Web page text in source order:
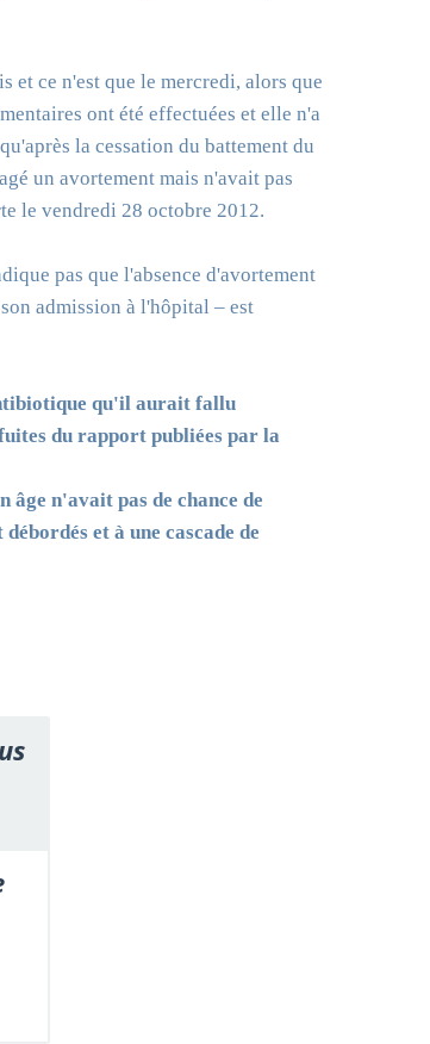
et ce n'est que le mercredi, alors que
ont été effectuées et elle n'a
la cessation du battement du
un avortement mais n'avait pas
le vendredi 28 octobre 2012.
pas que l'absence d'avortement
admission à l'hôpital – est
qu'il aurait fallu
du rapport publiées par la
n'avait pas de chance de
et à une cascade de